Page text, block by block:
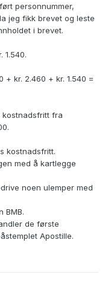
personnummer,
jeg fikk brevet og leste
i brevet.
1.540.
+ kr. 2.460 + kr. 1.540 =
kostnadsfritt fra
kostnadsfritt.
med å kartlegge
noen ulemper med
BMB.
de første
Apostille.